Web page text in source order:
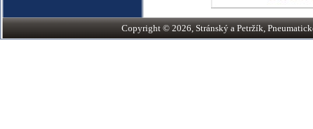
Copyright © 2026, Stránský a Petržík,